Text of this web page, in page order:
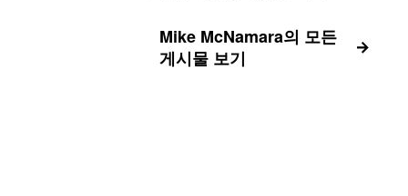
Mike McNamara의 모든
게시물 보기